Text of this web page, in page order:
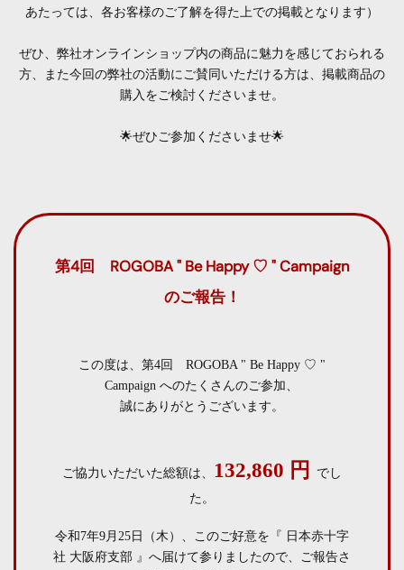
あたっては、各お客様のご了解を得た上での掲載となります）
ぜひ、弊社オンラインショップ内の商品に魅力を感じておられる
方、
また今回の弊社の活動にご賛同いただける方は、掲載商品の
購入をご検討くださいませ。
🌟ぜひご参加くださいませ🌟
第4回 ROGOBA " Be Happy ♡ " Campaign
のご報告！
この度は、第4回 ROGOBA " Be Happy ♡ "
Campaign へのたくさんのご参加、
誠にありがとうございます。
ご協力いただいた総額は、 132,860 円
でし
た。
令和7年9月25日（木）、このご好意を『 日本赤十字
社 大阪府支部 』へ届けて参りましたので、 ご報告さ